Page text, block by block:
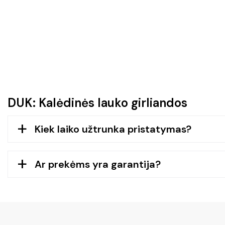
DUK: Kalėdinės lauko girliandos
a Kiek laiko užtrunka pristatymas?
a Ar prekėms yra garantija?